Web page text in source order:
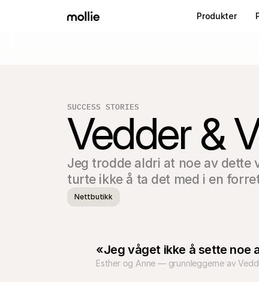
Produkter
SUCCESS STORIES
Vedder &
Jeg trodde aldri at noe av dette
turte ikke å ta det med i en
Nettbutikk
«Jeg våget ikke å sette noe
Esther og Anne — grunnleggerne av